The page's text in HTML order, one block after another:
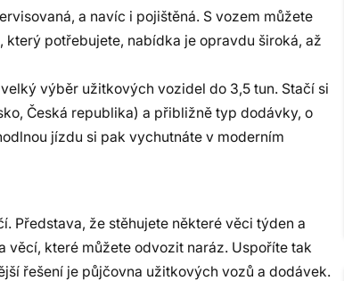
a navíc i pojištěná. S vozem můžete
který potřebujete, nabídka je opravdu široká, až
výběr užitkových vozidel do 3,5 tun. Stačí si
Česká republika) a přibližně typ dodávky, o
jízdu si pak vychutnáte v moderním
Představa, že stěhujete některé věci týden a
věcí, které můžete odvozit naráz. Uspoříte tak
řešení je půjčovna užitkových vozů a dodávek.